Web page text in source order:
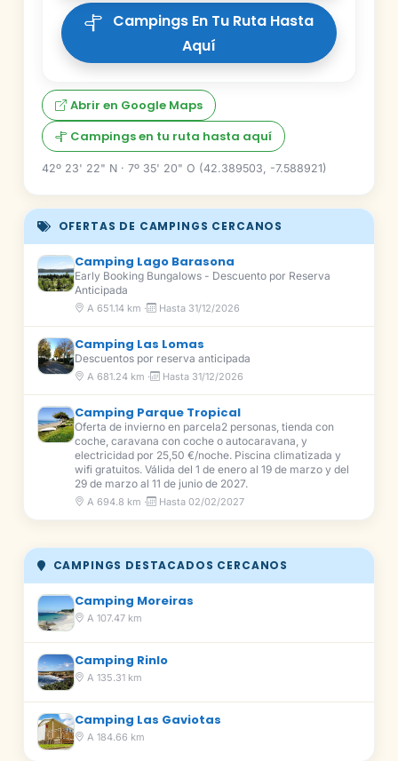
Aquí
Abrir en Google Maps
Campings en tu ruta hasta aquí
42º 23' 22" N · 7º 35' 20" O (42.389503, -7.588921)
OFERTAS DE CAMPINGS CERCANOS
Camping Lago Barasona
Early Booking Bungalows - Descuento por Reserva
Anticipada
A 651.14 km · Hasta 31/12/2026
Camping Las Lomas
Descuentos por reserva anticipada
A 681.24 km · Hasta 31/12/2026
Camping Parque Tropical
Oferta de invierno en parcela2 personas, tienda con
coche, caravana con coche o autocaravana, y
electricidad por 25,50 €/noche. Piscina climatizada y
wifi gratuitos. Válida del 1 de enero al 19 de marzo y del
29 de marzo al 11 de junio de 2027.
A 694.8 km · Hasta 02/02/2027
CAMPINGS DESTACADOS CERCANOS
Camping Moreiras
A 107.47 km
Camping Rinlo
A 135.31 km
Camping Las Gaviotas
A 184.66 km